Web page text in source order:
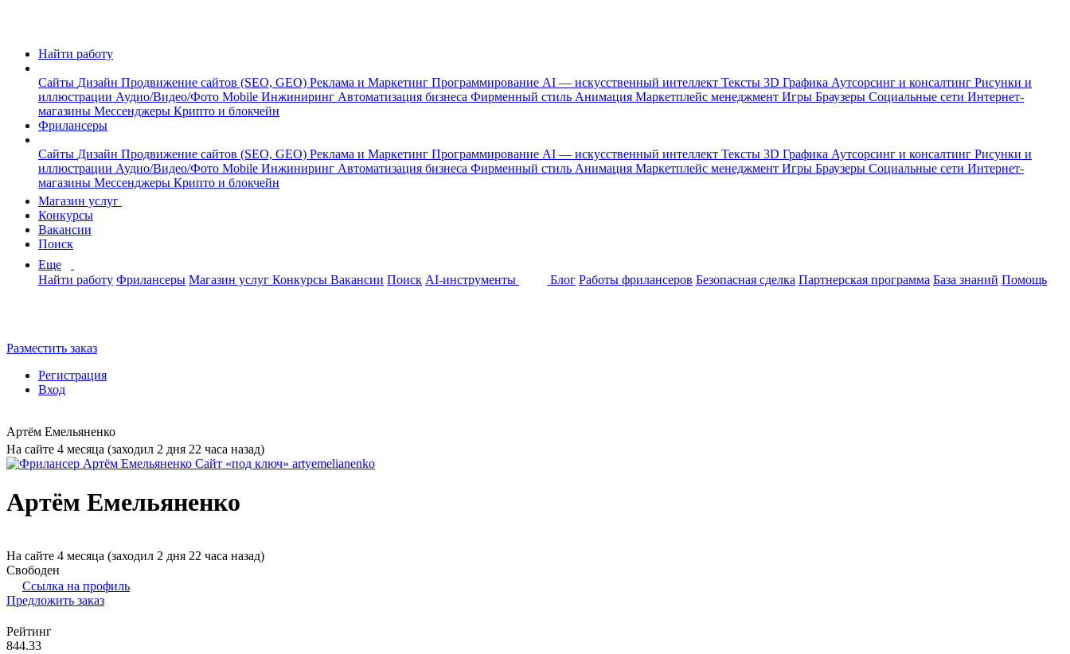
Найти работу
Сайты Дизайн Продвижение сайтов (SEO, GEO) Реклама и Маркетинг Программирование AI — искусственный интеллект Тексты 3D Графика Аутсорсинг и консалтинг Рисунки и
иллюстрации Аудио/Видео/Фото Mobile Инжиниринг Автоматизация бизнеса Фирменный стиль Анимация Маркетплейс менеджмент Игры Браузеры Социальные сети Интернет-
магазины Мессенджеры Крипто и блокчейн
Фрилансеры
Сайты Дизайн Продвижение сайтов (SEO, GEO) Реклама и Маркетинг Программирование AI — искусственный интеллект Тексты 3D Графика Аутсорсинг и консалтинг Рисунки и
иллюстрации Аудио/Видео/Фото Mobile Инжиниринг Автоматизация бизнеса Фирменный стиль Анимация Маркетплейс менеджмент Игры Браузеры Социальные сети Интернет-
магазины Мессенджеры Крипто и блокчейн
Магазин услуг
Конкурсы
Вакансии
Поиск
Еще
Найти работу Фрилансеры Магазин услуг Конкурсы Вакансии Поиск AI-инструменты Блог Работы фрилансеров Безопасная сделка Партнерская программа База знаний Помощь
Разместить заказ
Регистрация
Вход
Артём Емельяненко
На сайте 4 месяца (заходил 2 дня 22 часа назад)
Артём Емельяненко
На сайте 4 месяца (заходил 2 дня 22 часа назад)
Свободен
Ссылка на профиль
Предложить заказ
Рейтинг
844.33